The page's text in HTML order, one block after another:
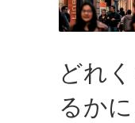
どれ
るかに